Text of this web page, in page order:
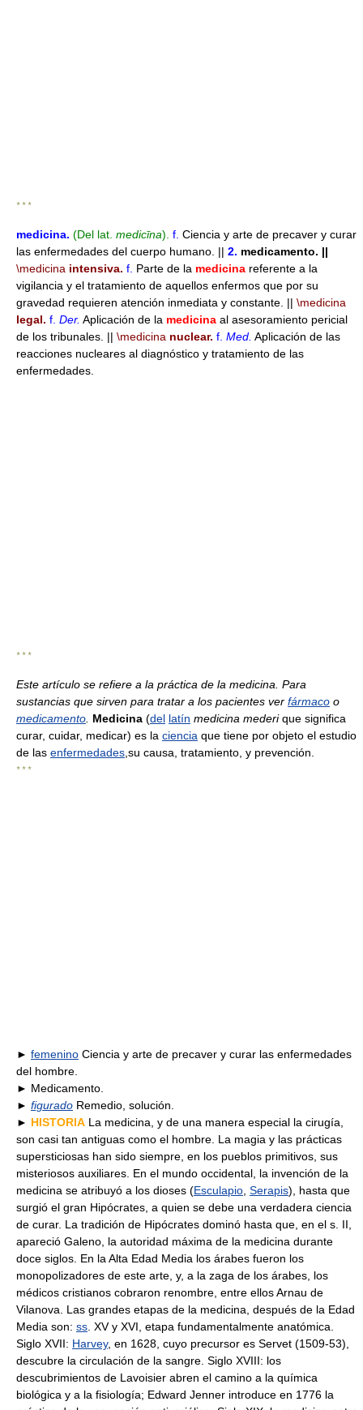
* * *
medicina. (Del lat. medicīna). f. Ciencia y arte de precaver y curar
las enfermedades del cuerpo humano. || 2. medicamento. ||
\medicina intensiva. f. Parte de la medicina referente a la
vigilancia y el tratamiento de aquellos enfermos que por su
gravedad requieren atención inmediata y constante. || \medicina
legal. f. Der. Aplicación de la medicina al asesoramiento pericial
de los tribunales. || \medicina nuclear. f. Med. Aplicación de las
reacciones nucleares al diagnóstico y tratamiento de las
enfermedades.
* * *
Este artículo se refiere a la práctica de la medicina. Para
sustancias que sirven para tratar a los pacientes ver fármaco o
medicamento Medicina (del latín medicina mederique significa
curar, cuidar, medicar) es la ciencia que tiene por objeto el estudio
de las enfermedades ,su causa, tratamiento, y prevención.
* * *
► femenino Ciencia y arte de precaver y curar las enfermedades
del hombre.
► Medicamento.
► figurado Remedio, solución.
► HISTORIA La medicina, y de una manera especial la cirugía,
son casi tan antiguas como el hombre. La magia y las prácticas
supersticiosas han sido siempre, en los pueblos primitivos, sus
misteriosos auxiliares. En el mundo occidental, la invención de la
medicina se atribuyó a los dioses (Esculapio Serapis), hasta que
surgió el gran Hipócrates, a quien se debe una verdadera ciencia
de curar. La tradición de Hipócrates dominó hasta que, en el s. II,
apareció Galeno, la autoridad máxima de la medicina durante
doce siglos. En la Alta Edad Media los árabes fueron los
monopolizadores de este arte, y, a la zaga de los árabes, los
médicos cristianos cobraron renombre, entre ellos Arnau de
Vilanova. Las grandes etapas de la medicina, después de la Edad
Media son: ss . XV y XVI, etapa fundamentalmente anatómica.
Siglo XVII: Harvey, en 1628, cuyo precursor es Servet (1509-53),
descubre la circulación de la sangre. Siglo XVIII: los
descubrimientos de Lavoisier abren el camino a la química
biológica y a la fisiología; Edward Jenner introduce en 1776 la